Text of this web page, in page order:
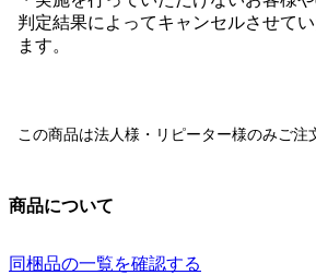
判定結果によってキャンセルさせて
ます。
この商品は法人様・リピーター様のみご注
商品について
同梱品の一覧を確認する